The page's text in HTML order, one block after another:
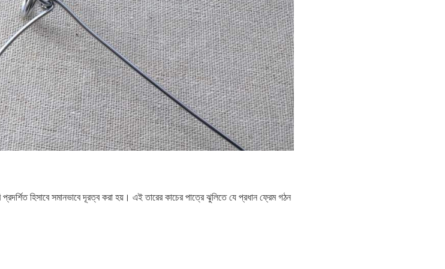
হিসাবে সমানভাবে দূরত্ব করা হয়। এই তারের কাচের পাত্রে ঝুলিতে যে প্রধান ফ্রেম গঠন